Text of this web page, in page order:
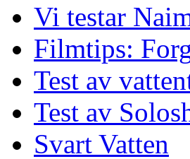
Vi testar
Filmtips:
Test av
Test av
Svart Vatten